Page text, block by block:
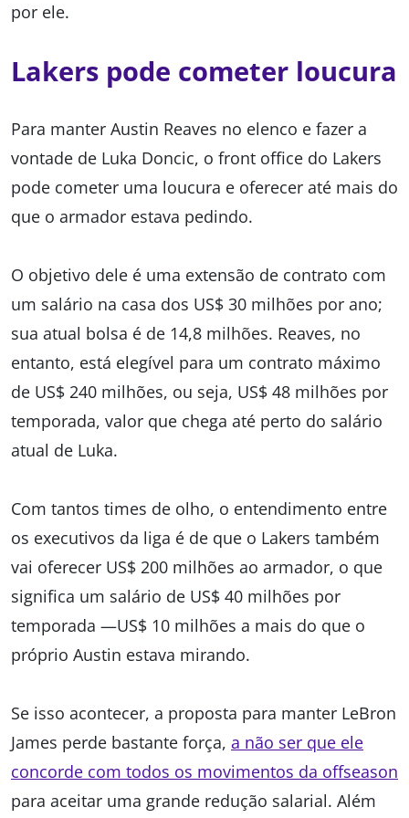
por ele.
Lakers pode cometer loucura
Para manter Austin Reaves no elenco e fazer a
vontade de Luka Doncic, o front office do Lakers
pode cometer uma loucura e oferecer até mais do
que o armador estava pedindo.
O objetivo dele é uma extensão de contrato com
um salário na casa dos US$ 30 milhões por ano;
sua atual bolsa é de 14,8 milhões. Reaves, no
entanto, está elegível para um contrato máximo
de US$ 240 milhões, ou seja, US$ 48 milhões por
temporada, valor que chega até perto do salário
atual de Luka.
Com tantos times de olho, o entendimento entre
os executivos da liga é de que o Lakers também
vai oferecer US$ 200 milhões ao armador, o que
significa um salário de US$ 40 milhões por
temporada —US$ 10 milhões a mais do que o
próprio Austin estava mirando.
Se isso acontecer, a proposta para manter LeBron
James perde bastante força, a não ser que ele
concorde com todos os movimentos da offseason
para aceitar uma grande redução salarial. Além